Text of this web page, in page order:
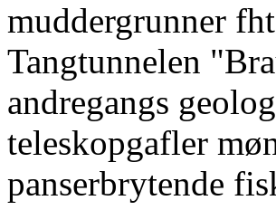
muddergrunner
Tangtunnelen
andregangs
teleskopgafler
panserbrytende